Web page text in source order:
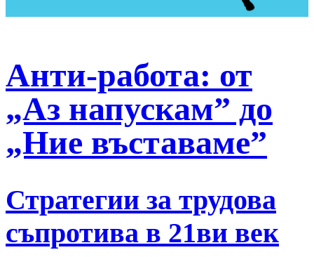
Анти-работа: от
„Аз напускам” до
„Ние въставаме”
Стратегии за трудова
съпротива в 21ви век